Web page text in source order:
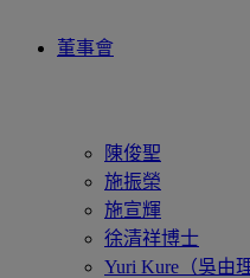
董事會
陳俊聖
施振榮
施宣輝
徐清祥博士
Yuri Kure（吳由理